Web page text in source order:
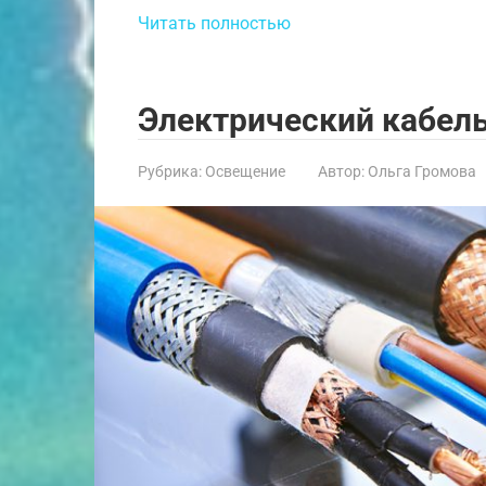
Читать полностью
Электрический
Рубрика: Освещение Автор: Ольга Громова